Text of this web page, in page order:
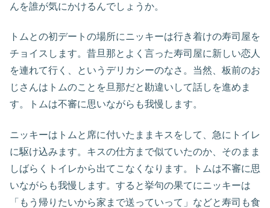
んを誰が気にかけるんでしょうか。
トムとの初デートの場所にニッキーは行き着けの寿司屋を
チョイスします。昔旦那とよく言った寿司屋に新しい恋人
を連れて行く、というデリカシーのなさ。当然、板前のお
じさんはトムのことを旦那だと勘違いして話しを進めま
す。トムは不審に思いながらも我慢します。
ニッキーはトムと席に付いたままキスをして、急にトイレ
に駆け込みます。キスの仕方まで似ていたのか、そのまま
しばらくトイレから出てこなくなります。トムは不審に思
いながらも我慢します。すると挙句の果てにニッキーは
「もう帰りたいから家まで送っていって」などと寿司も食